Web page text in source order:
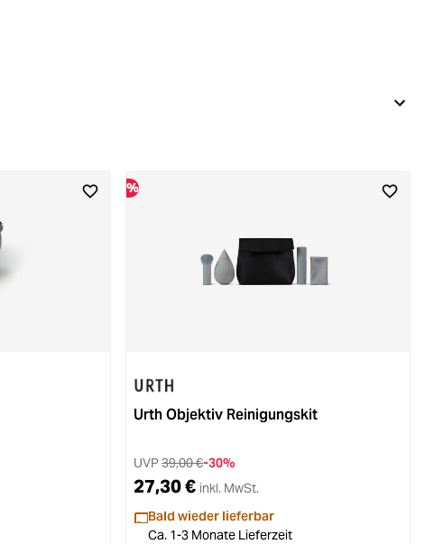
%
Urth Objektiv Reinigungskit
UVP39,00 €-30%
27,30 € inkl. MwSt.
Bald wieder lieferbar
Ca. 1-3 Monate Lieferzeit